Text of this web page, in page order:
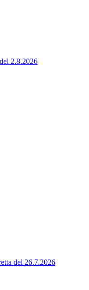
2.8.2026
del 26.7.2026